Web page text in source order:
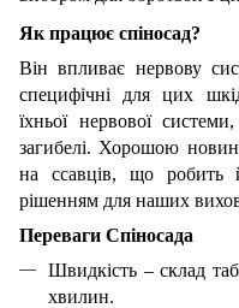
Як працює спіносад?
Він впливає нервову
специфічні для цих
їхньої нервової
загибелі. Хорошою
на ссавців, що робить
рішенням для наших
Переваги Спіносада
Швидкість – склад
хвилин.